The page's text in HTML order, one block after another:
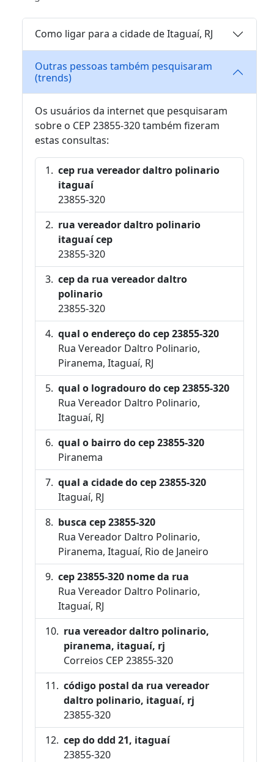
Como ligar para a cidade de Itaguaí, RJ
Outras pessoas também pesquisaram
(trends)
Os usuários da internet que pesquisaram
sobre o CEP 23855-320 também fizeram
estas consultas:
cep rua vereador daltro polinario
itaguaí
23855-320
rua vereador daltro polinario
itaguaí cep
23855-320
cep da rua vereador daltro
polinario
23855-320
qual o endereço do cep 23855-320
Rua Vereador Daltro Polinario,
Piranema, Itaguaí, RJ
qual o logradouro do cep 23855-320
Rua Vereador Daltro Polinario,
Itaguaí, RJ
qual o bairro do cep 23855-320
Piranema
qual a cidade do cep 23855-320
Itaguaí, RJ
busca cep 23855-320
Rua Vereador Daltro Polinario,
Piranema, Itaguaí, Rio de Janeiro
cep 23855-320 nome da rua
Rua Vereador Daltro Polinario,
Itaguaí, RJ
rua vereador daltro polinario,
piranema, itaguaí, rj
Correios CEP 23855-320
código postal da rua vereador
daltro polinario, itaguaí, rj
23855-320
cep do ddd 21, itaguaí
23855-320